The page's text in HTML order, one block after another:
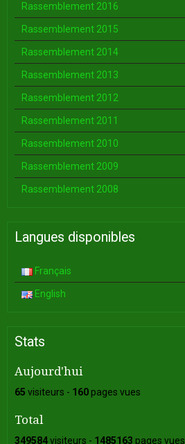
Rassemblement 2016
Rassemblement 2015
Rassemblement 2014
Rassemblement 2013
Rassemblement 2012
Rassemblement 2011
Rassemblement 2010
Rassemblement 2009
Rassemblement 2008
Langues disponibles
Français
English
Stats
Aujourd'hui
65 visiteurs - 160pages vues
Total
349584visiteurs - 1485163 pages vues